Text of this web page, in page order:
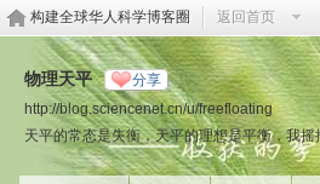
构建全球华人科学博客圈 返回首页
物理天平 分享
http://blog.sciencenet.cn/u/freefloating
天平的常态是失衡，天平的理想是平衡，我摇